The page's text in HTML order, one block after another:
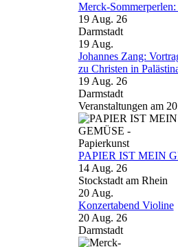
Merck-Sommerperlen:
19 Aug. 26
Darmstadt
19 Aug.
Johannes Zang:
zu Christen in
19 Aug. 26
Darmstadt
Veranstaltungen am
PAPIER IST MEIN
14 Aug. 26
Stockstadt am Rhein
20 Aug.
Konzertabend Violine
20 Aug. 26
Darmstadt